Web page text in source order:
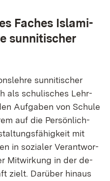
Fa­ches Is­la­mi­
sun­ni­ti­scher
sun­ni­ti­scher
als schu­li­sches Lehr­
Auf­ga­ben von Schu­le
auf die Per­sön­lich­
mit
in so­zia­ler Ver­ant­wor­
Mit­wir­kung in der de­
zielt. Dar­über hin­aus